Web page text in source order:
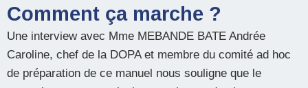
Comment ça marche ?
Une interview avec Mme MEBANDE BATE Andrée
Caroline, chef de la DOPA et membre du comité ad hoc
de préparation de ce manuel nous souligne que le